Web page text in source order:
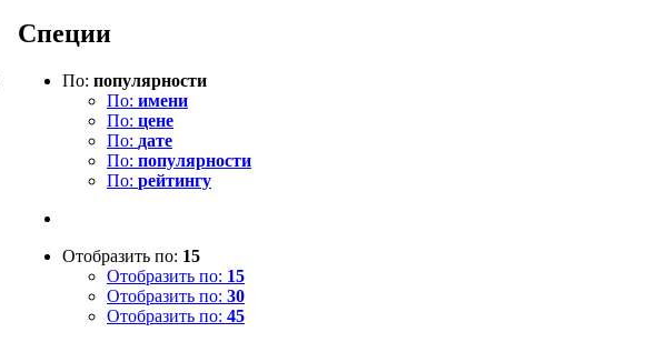
Специи
По: популярности
По: имени
По: цене
По: дате
По: популярности
По: рейтингу
Отобразить по: 15
Отобразить по: 15
Отобразить по: 30
Отобразить по: 45